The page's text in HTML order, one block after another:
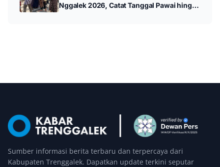
Nggalek 2026, Catat Tanggal Pawai hingga
Sumber informasi berita terbaru dan terpercaya dari
Kabupaten Trenggalek. Dapatkan update terkini seputar